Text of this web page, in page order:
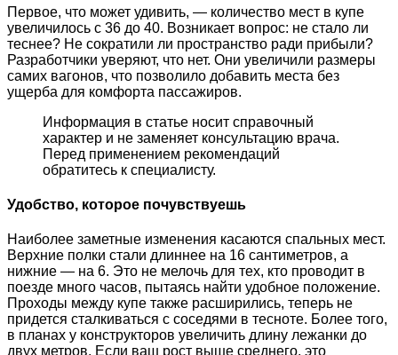
Первое, что может удивить, — количество мест в купе
увеличилось с 36 до 40. Возникает вопрос: не стало ли
теснее? Не сократили ли пространство ради прибыли?
Разработчики уверяют, что нет. Они увеличили размеры
самих вагонов, что позволило добавить места без
ущерба для комфорта пассажиров.
Информация в статье носит справочный
характер и не заменяет консультацию врача.
Перед применением рекомендаций
обратитесь к специалисту.
Удобство, которое почувствуешь
Наиболее заметные изменения касаются спальных мест.
Верхние полки стали длиннее на 16 сантиметров, а
нижние — на 6. Это не мелочь для тех, кто проводит в
поезде много часов, пытаясь найти удобное положение.
Проходы между купе также расширились, теперь не
придется сталкиваться с соседями в тесноте. Более того,
в планах у конструкторов увеличить длину лежанки до
двух метров. Если ваш рост выше среднего, это